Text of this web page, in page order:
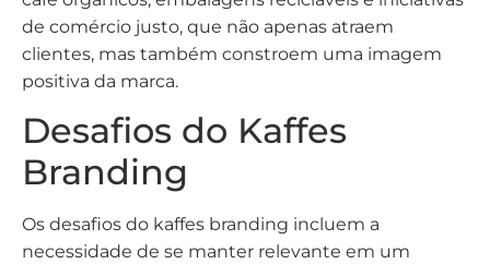
de comércio justo, que não apenas atraem
clientes, mas também constroem uma imagem
positiva da marca.
Desafios do Kaffes
Branding
Os desafios do kaffes branding incluem a
necessidade de se manter relevante em um